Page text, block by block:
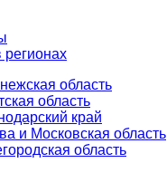
область
область
край
и Московская область
область